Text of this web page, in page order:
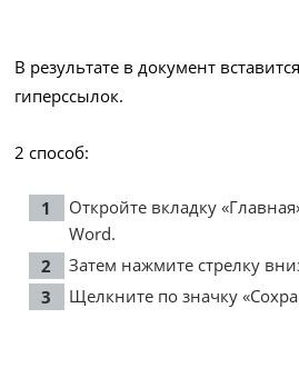
В результате в документ
гиперссылок.
2 способ:
Откройте вкладку
Word.
Затем нажмите стрелку
Щелкните по значку